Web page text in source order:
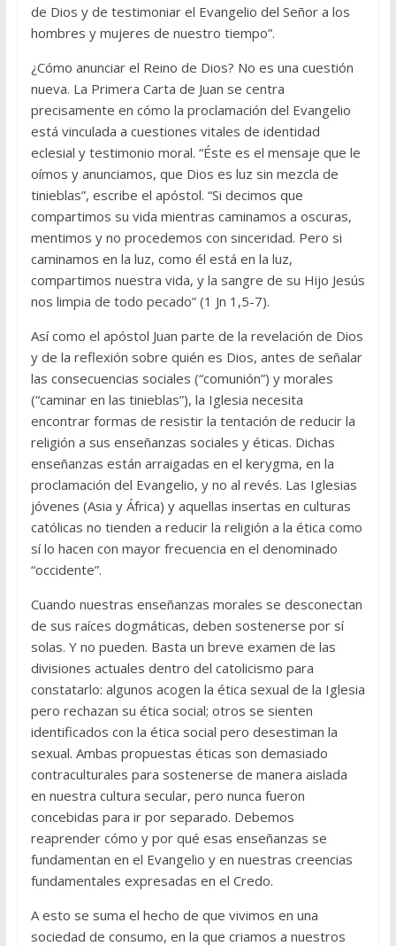
de Dios y de testimoniar el Evangelio del Señor a los
hombres y mujeres de nuestro tiempo”.
¿Cómo anunciar el Reino de Dios? No es una cuestión
nueva. La Primera Carta de Juan se centra
precisamente en cómo la proclamación del Evangelio
está vinculada a cuestiones vitales de identidad
eclesial y testimonio moral. “Éste es el mensaje que le
oímos y anunciamos, que Dios es luz sin mezcla de
tinieblas”, escribe el apóstol. “Si decimos que
compartimos su vida mientras caminamos a oscuras,
mentimos y no procedemos con sinceridad. Pero si
caminamos en la luz, como él está en la luz,
compartimos nuestra vida, y la sangre de su Hijo Jesús
nos limpia de todo pecado” (1 Jn 1,5-7).
Así como el apóstol Juan parte de la revelación de Dios
y de la reflexión sobre quién es Dios, antes de señalar
las consecuencias sociales (“comunión”) y morales
(“caminar en las tinieblas”), la Iglesia necesita
encontrar formas de resistir la tentación de reducir la
religión a sus enseñanzas sociales y éticas. Dichas
enseñanzas están arraigadas en el kerygma, en la
proclamación del Evangelio, y no al revés. Las Iglesias
jóvenes (Asia y África) y aquellas insertas en culturas
católicas no tienden a reducir la religión a la ética como
sí lo hacen con mayor frecuencia en el denominado
“occidente”.
Cuando nuestras enseñanzas morales se desconectan
de sus raíces dogmáticas, deben sostenerse por sí
solas. Y no pueden. Basta un breve examen de las
divisiones actuales dentro del catolicismo para
constatarlo: algunos acogen la ética sexual de la Iglesia
pero rechazan su ética social; otros se sienten
identificados con la ética social pero desestiman la
sexual. Ambas propuestas éticas son demasiado
contraculturales para sostenerse de manera aislada
en nuestra cultura secular, pero nunca fueron
concebidas para ir por separado. Debemos
reaprender cómo y por qué esas enseñanzas se
fundamentan en el Evangelio y en nuestras creencias
fundamentales expresadas en el Credo.
A esto se suma el hecho de que vivimos en una
sociedad de consumo, en la que criamos a nuestros